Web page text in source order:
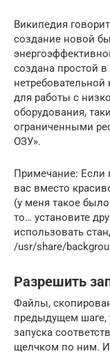
Википедия
создание новой
создана простой
для работы с
оборудования,
ограниченными
ОЗУ».
Примечание: Если
вас вместо
(у меня такое
то… установите
использовать
/usr/share/
Разрешить
Файлы,
предыдущем шаге,
запуска
щелчком по ним. И